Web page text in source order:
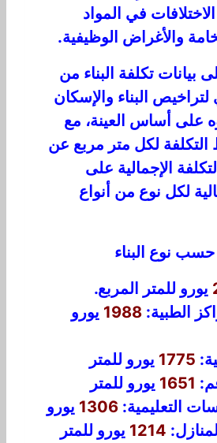
في المواد
والأغراض الوظيفية.
بيانات تكلفة البناء من
البناء والإسكان
على أساس العينة، مع
لكل متر مربع عن
الإجمالية على
لكل نوع من أنواع
حسب نوع البناء
يورو للمتر المربع.
الطبية: 1988 يورو
1775 يورو للمتر
1651 يورو للمتر
التعليمية: 1306 يورو
1214 يورو للمتر